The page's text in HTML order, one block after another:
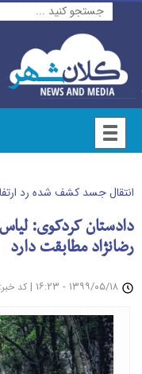
انتقال جسد کشف شده رد
دادستان کردکوی:
رضانژاد مطابقت دارد
| کد خبر: ۸۴۲۲